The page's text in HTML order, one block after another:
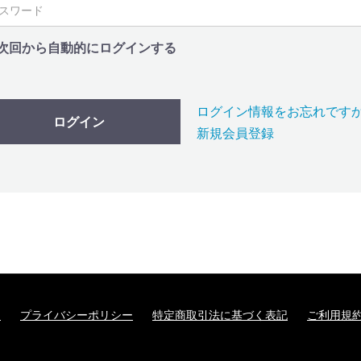
回から自動的にログインする
ログイン
ログイン情報をお忘れです
新規会員登録
プライバシーポリシー 特定商取引法に基づく表記 ご利用規